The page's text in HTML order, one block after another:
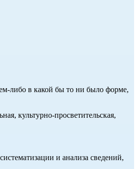
либо в какой бы то ни было форме,
культурно-просветительская,
и анализа сведений,